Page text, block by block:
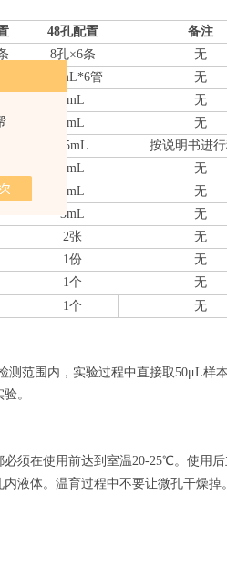
48孔配置
备注
8孔×6条
无
mL*6管
无
3mL
无
5mL
无
15mL
按说明书进
3mL
无
3mL
无
3mL
无
2张
无
1份
无
1个
无
1个
无
测范围内，实验过程中直接取50μL样
。
须在使用前达到室温20-25℃。使用后
液体。温育过程中不要让微孔干燥掉。